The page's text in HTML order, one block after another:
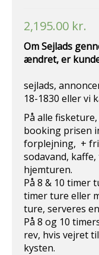
2,195.00 kr.
Om Sejlads
ændret, er
sejlads,
18-1830 eller vi
På alle
booking prisen
forplejning, + fri
sodavand,
hjemturen.
På 8 & 10 timer
timer ture eller
ture, serveres
På 8 og 10
rev, hvis vejret
kysten.